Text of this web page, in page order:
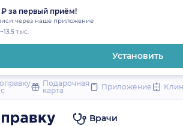
за первый приём!
через наше приложение
~13.5 тыс.
Установить
Закрыть
Подарочная
карта
Приложение
Врачи